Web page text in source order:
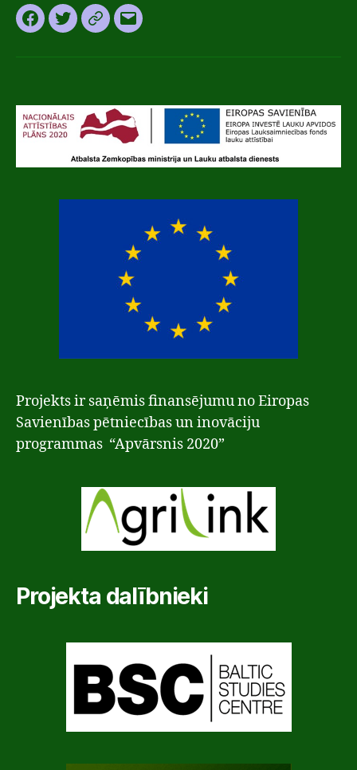
Facebook
TwitterInstagram
Email
Projekts ir saņēmis finansējumu no Eiropas
Savienības pētniecības un inovāciju
programmas “Apvārsnis 2020”
Projekta dalībnieki